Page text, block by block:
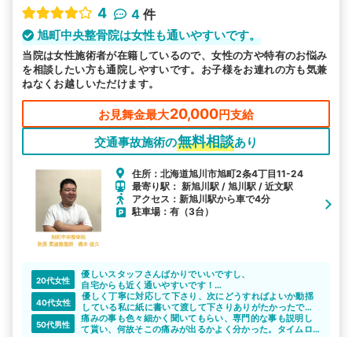
4
4 件
旭町中央整骨院は女性も通いやすいです。
当院は女性施術者が在籍しているので、女性の方や特有のお悩み
を相談したい方も通院しやすいです。お子様をお連れの方も気兼
ねなくお越しいただけます。
お見舞金最大20,000円支給
交通事故施術の無料相談あり
住所：北海道旭川市旭町2条4丁目11-24
最寄り駅： 新旭川駅 / 旭川駅 / 近文駅
アクセス：新旭川駅から車で4分
駐車場：有（3台）
20代女性
優しいスタッフさんばかりでいいですし、
自宅からも近く通いやすいです！
教えて下さりありがとうございます
40代女性
優しく丁寧に対応して下さり、次にどうすればよいか動揺
している私に紙に書いて渡して下さりありがたかったで
す。娘が言うには優しくて親切で施術されると楽になった
そうです。
50代男性
痛みの事も色々細かく聞いてもらい、専門的な事も説明し
て貰い、何故そこの痛みが出るかよく分かった。タイムロ